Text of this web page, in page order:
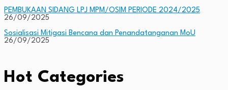
PEMBUKAAN SIDANG LPJ MPM/OSIM PERIODE 2024/2025
26/09/2025
Sosialisasi Mitigasi Bencana dan Penandatanganan MoU
26/09/2025
Hot Categories